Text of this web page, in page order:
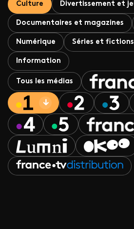
Culture Divertissement et
Documentaires et magazines
Numérique Séries et fictions
Information
Tous les médias